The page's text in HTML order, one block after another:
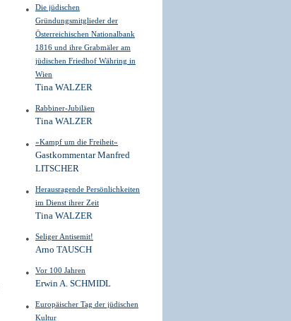
Die jüdischen
Gründungsmitglieder der
Österreichischen Nationalbank
1816 und ihre Grabmäler am
jüdischen Friedhof Währing in
Wien
Tina WALZER
Rabbiner-Jubiläen
Tina WALZER
»Kampf um die Freiheit«
Gastkommentar Manfred
LITSCHER
Herausragende Persönlichkeiten
im Dienst ihrer Zeit
Tina WALZER
Seliger Antisemit!
Arno TAUSCH
Vor 100 Jahren
Erwin A. SCHMIDL
Europäischer Tag der jüdischen
Kultur